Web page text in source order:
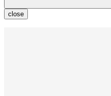
close